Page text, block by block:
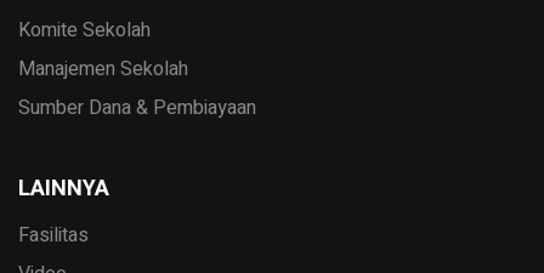
Komite Sekolah
Manajemen Sekolah
Sumber Dana & Pembiayaan
LAINNYA
Fasilitas